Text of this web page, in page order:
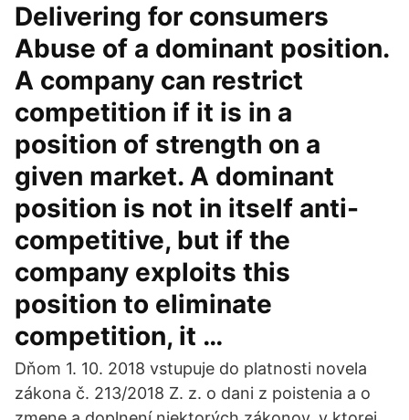
Delivering for consumers
Abuse of a dominant position.
A company can restrict
competition if it is in a
position of strength on a
given market. A dominant
position is not in itself anti-
competitive, but if the
company exploits this
position to eliminate
competition, it …
Dňom 1. 10. 2018 vstupuje do platnosti novela
zákona č. 213/2018 Z. z. o dani z poistenia a o